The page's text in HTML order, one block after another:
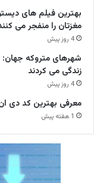
مغزتان را منفجر می
4 روز پیش
زندگی می کردند
4 روز پیش
معرفی بهترین کد دی ان
1 هفته پیش